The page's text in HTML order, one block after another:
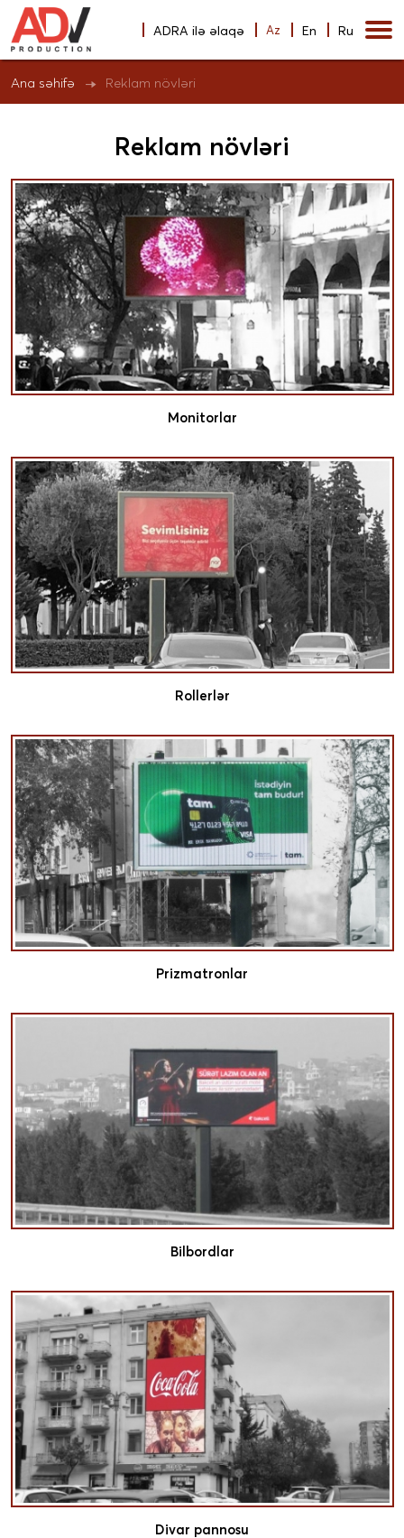
ADRA ilə əlaqə Az En Ru
Ana səhifə Reklam növləri
Reklam növləri
Monitorlar
Rollerlər
Prizmatronlar
Bilbordlar
Divar pannosu